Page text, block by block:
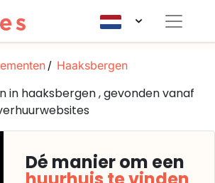
Haaksbergen
haaksbergen , gevonden vanaf
Dé manier om een